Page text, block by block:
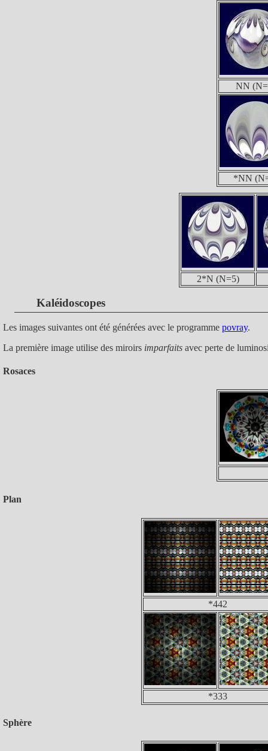
NN
*NN
2*N (N=5)
Kaléidoscopes
Les images suivantes ont été générées avec le programme povray.
La première image utilise des miroirs imparfaits avec perte de
Rosaces
Plan
*442
*333
Sphère